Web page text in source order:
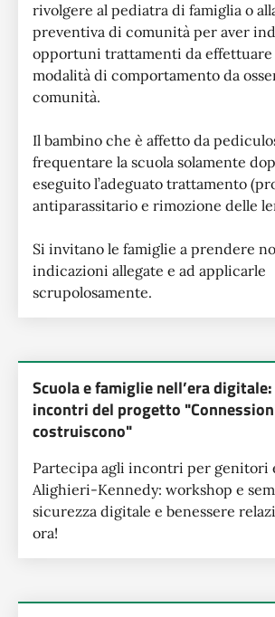
rivolgere al pediatra di famiglia o
preventiva di comunità per aver
opportuni trattamenti da effettuare
modalità di comportamento da
comunità.
Il bambino che è affetto da
frequentare la scuola solamente
eseguito l’adeguato trattamento
antiparassitario e rimozione delle
Si invitano le famiglie a prendere
indicazioni allegate e ad applicarle
scrupolosamente.
Scuola e famiglie nell’era
incontri del progetto
costruiscono"
Partecipa agli incontri per genitori
Alighieri-Kennedy: workshop e
sicurezza digitale e benessere
ora!